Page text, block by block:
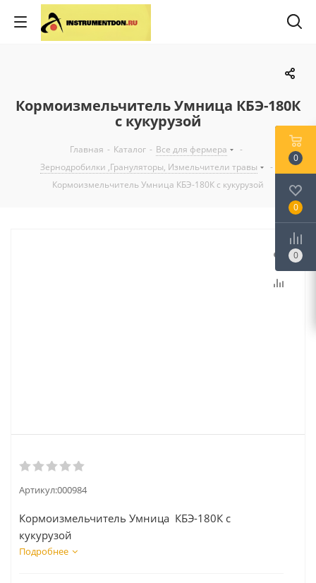
Кормоизмельчитель Умница КБЭ-180К
с кукурузой
Главная - Каталог - Все для фермера
-
Зернодробилки ,Грануляторы, Измельчители травы
-
Кормоизмельчитель Умница КБЭ-180К с кукурузой
Артикул:000984
Кормоизмельчитель Умница КБЭ-180К с
кукурузой
Подробнее
0
0
0